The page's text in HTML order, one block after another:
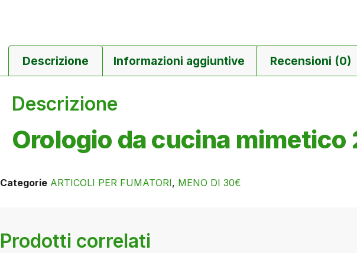
Descrizione Informazioni aggiuntive Recensioni (0)
Descrizione
Orologio da cucina mimetico
Categorie ARTICOLI PER FUMATORI, MENO DI 30€
Prodotti correlati